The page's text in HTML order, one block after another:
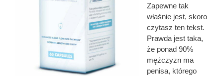
Zapewne tak
właśnie jest, skoro
czytasz ten tekst.
Prawda jest taka,
że ponad 90%
mężczyzn ma
penisa, którego